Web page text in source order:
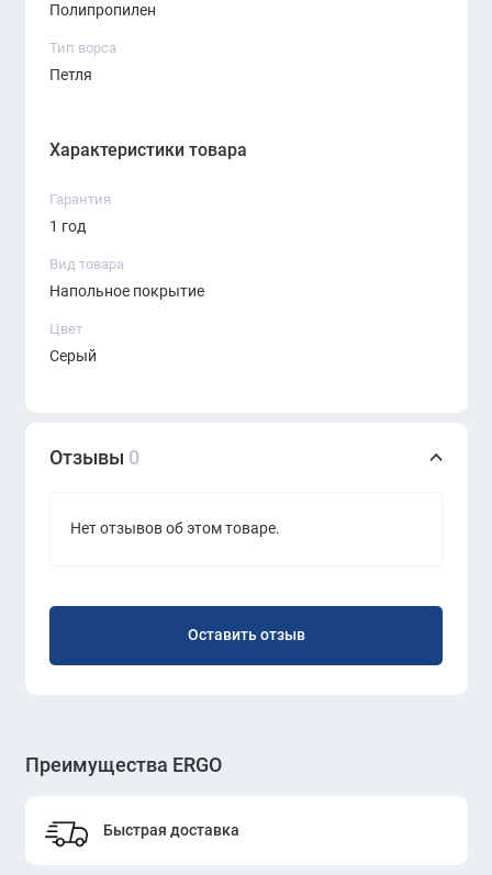
Полипропилен
Тип ворса
Петля
Характеристики товара
Гарантия
1 год
Вид товара
Напольное покрытие
Цвет
Серый
Отзывы 0
Нет отзывов об этом товаре.
Оставить отзыв
Преимущества ERGO
Быстрая доставка